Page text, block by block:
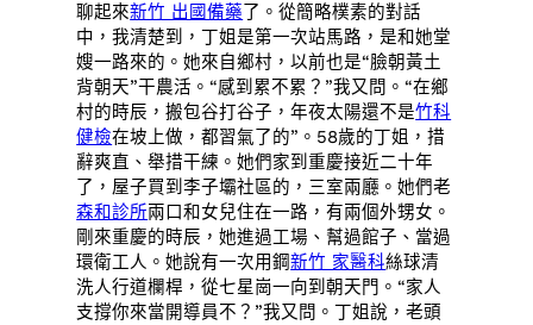
聊起來新竹 出國備藥了。從簡略樸素的對話
中，我清楚到，丁姐是第一次站馬路，是和她堂
嫂一路來的。她來自鄉村，以前也是“臉朝黃土
背朝天”干農活。“感到累不累？”我又問。“在鄉
村的時辰，搬包谷打谷子，年夜太陽還不是竹科
健檢在坡上做，都習氣了的”。58歲的丁姐，措
辭爽直、舉措干練。她們家到重慶接近二十年
了，屋子買到李子壩社區的，三室兩廳。她們老
森和診所兩口和女兒住在一路，有兩個外甥女。
剛來重慶的時辰，她進過工場、幫過館子、當過
環衛工人。她說有一次用鋼新竹 家醫科絲球清
洗人行道欄桿，從七星崗一向到朝天門。“家人
支撐你來當開導員不？”我又問。丁姐說，老頭